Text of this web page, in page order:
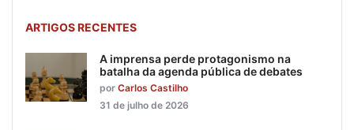
ARTIGOS RECENTES
A imprensa perde protagonismo na
batalha da agenda pública de debates
por Carlos Castilho
31 de julho de 2026